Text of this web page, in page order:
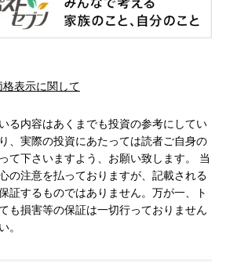
格表示に関して
る内容はあくまでも投資の参考にしてい
、実際の投資にあたっては読者ご自身の
て下さいますよう、お願い致します。 当
の注意を払っておりますが、記載される
証するものではありません。万が一、ト
も損害等の保証は一切行っておりません
。